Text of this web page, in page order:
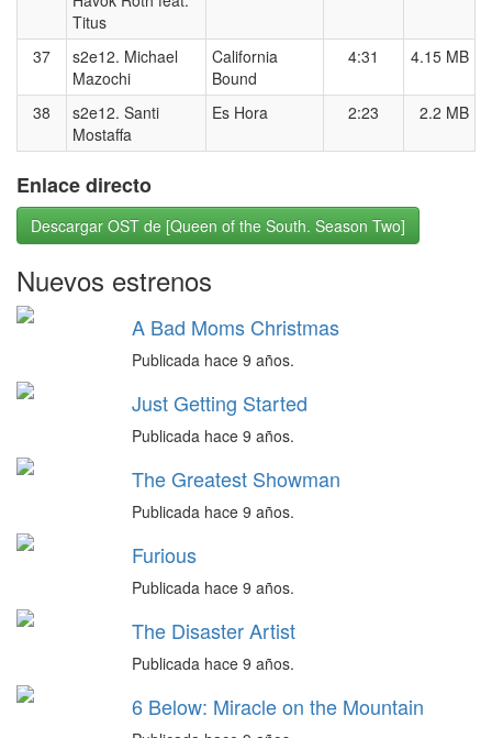
Titus
37
s2e12. Michael
Mazochi
California
Bound
4:31 4.15 MB
38
s2e12. Santi
Mostaffa
Es Hora 2:23 2.2 MB
Enlace directo
Descargar OST de [Queen of the South. Season Two]
Nuevos estrenos
A Bad Moms Christmas
Publicada hace 9 años.
Just Getting Started
Publicada hace 9 años.
The Greatest Showman
Publicada hace 9 años.
Furious
Publicada hace 9 años.
The Disaster Artist
Publicada hace 9 años.
6 Below: Miracle on the Mountain